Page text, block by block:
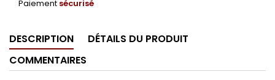
Paiement sécurisé
DESCRIPTION
DÉTAILS DU PRODUIT
COMMENTAIRES